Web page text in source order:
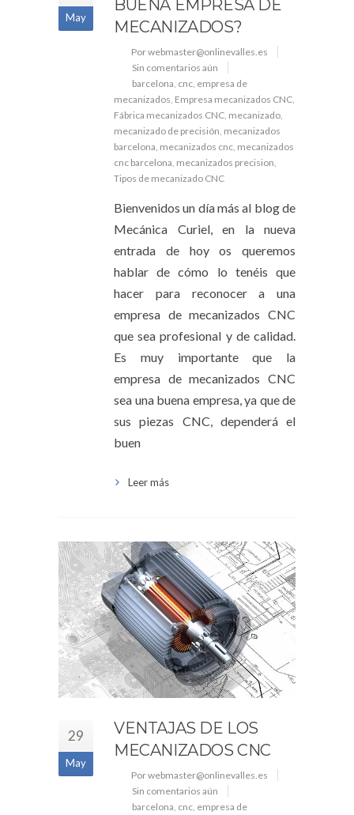
May
BUENA EMPRESA DE
MECANIZADOS?
Por webmaster@onlinevalles.es
Sin comentarios aún
barcelona cnc empresa de
mecanizados Empresa mecanizados CNC
Fábrica mecanizados CNC mecanizado
mecanizado de precisión mecanizados
barcelona mecanizados cnc mecanizados
cnc barcelona mecanizados precision
Tipos de mecanizado CNC
Bienvenidos un día más al blog de
Mecánica Curiel, en la nueva
entrada de hoy os queremos
hablar de cómo lo tenéis que
hacer para reconocer a una
empresa de mecanizados CNC
que sea profesional y de calidad.
Es muy importante que la
empresa de mecanizados CNC
sea una buena empresa, ya que de
sus piezas CNC, dependerá el
buen
Leer más
29
May
VENTAJAS DE LOS
MECANIZADOS CNC
Por webmaster@onlinevalles.es
Sin comentarios aún
barcelona cnc empresa de